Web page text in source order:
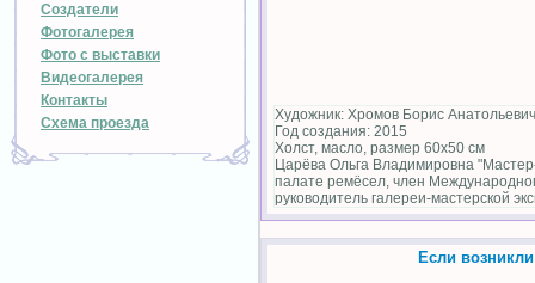
Создатели
Фотогалерея
Фото с выставки
Видеогалерея
Контакты
Схема проезда
Художник: Хромов Борис Анатольевич
Год создания: 2015
Холст, масло, размер 60х50 см
Царёва Ольга Владимировна
палате ремёсел, член
руководитель галереи-мастерской
Если